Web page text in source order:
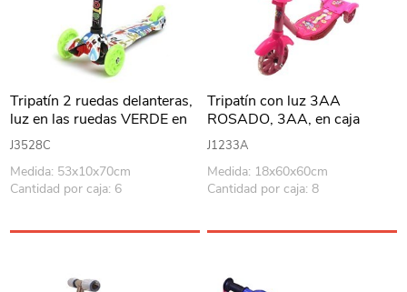
Tripatín 2 ruedas delanteras,
luz en las ruedas VERDE en
caja
J3528C
Medida: 53x10x70cm
Cantidad por caja: 6
Tripatín con luz 3AA
ROSADO, 3AA, en caja
J1233A
Medida: 18x60x60cm
Cantidad por caja: 8